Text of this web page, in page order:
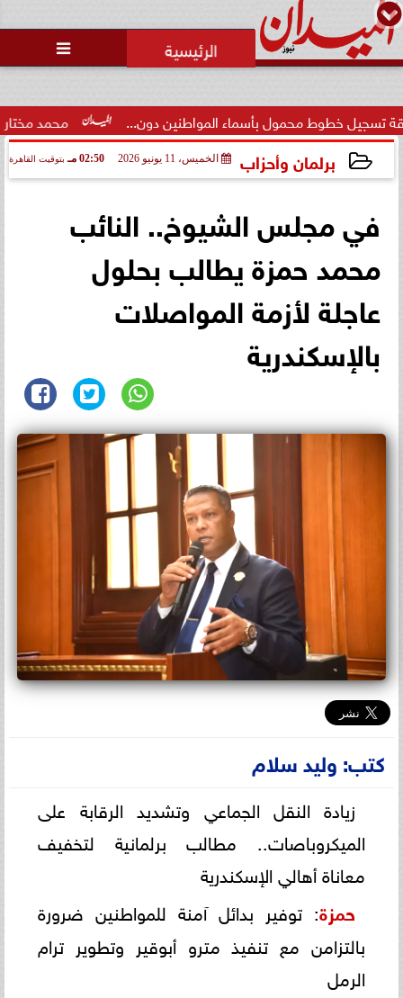

محمد مختار جمعة: بدل بأسماء المواطنين دون...
برلمان وأحزاب الخميس، 11 يونيو 2026 02:50 مـ بتوقيت القاهرة
في مجلس الشيوخ.. النائب
محمد حمزة يطالب بحلول
عاجلة لأزمة المواصلات
بالإسكندرية
كتب: وليد سلام
زيادة النقل الجماعي وتشديد الرقابة على
الميكروباصات.. مطالب برلمانية لتخفيف
معاناة أهالي الإسكندرية
حمزة: توفير بدائل آمنة للمواطنين ضرورة
بالتزامن مع تنفيذ مترو أبوقير وتطوير ترام
الرمل